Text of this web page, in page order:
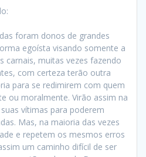
foram donos de grandes
egoísta visando somente a
carnais, muitas vezes fazendo
com certeza terão outra
para se redimirem com quem
ou moralmente. Virão assim na
vítimas para poderem
Mas, na maioria das vezes
e repetem os mesmos erros
um caminho difícil de ser